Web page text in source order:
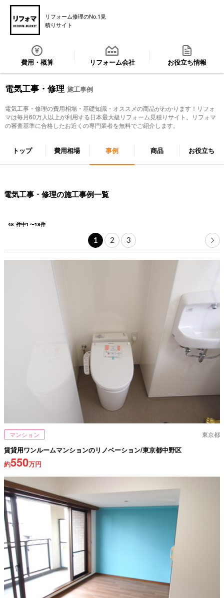
リフォーム修理のNo.1見
積りサイト
費用・概算 リフォーム会社 お役立ち情報
電気工事・修理 施工事例
電気工事・修理の費用相場・基礎知識・オススメの商品がわかります！リフォ
マは毎月60万人以上が利用する日本最大級リフォーム見積りサイト。リフォマ
の審査基準に合格したお近くの専門業者を無料でご紹介します。
トップ 費用相場 事例 商品 お役立ち
電気工事・修理の施工事例一覧
48 件中1 〜18件
1 2 3
マンション 東京都
賃貸用ワンルームマンションのリノベーション/東京都中野区
約550万円